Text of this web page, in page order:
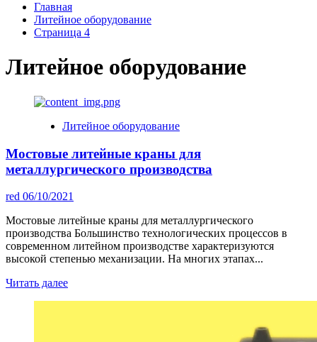
Главная
Литейное оборудование
Страница 4
Литейное оборудование
Литейное оборудование
Мостовые литейные краны для
металлургического производства
red 06/10/2021
Мостовые литейные краны для металлургического
производства Большинство технологических процессов в
современном литейном производстве характеризуются
высокой степенью механизации. На многих этапах...
Читать далее